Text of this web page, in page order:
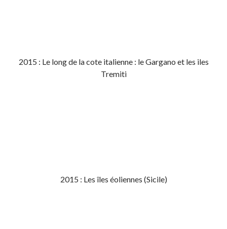
2015 : Le long de la cote italienne : le Gargano et les iles
Tremiti
2015 : Les îles éoliennes (Sicile)